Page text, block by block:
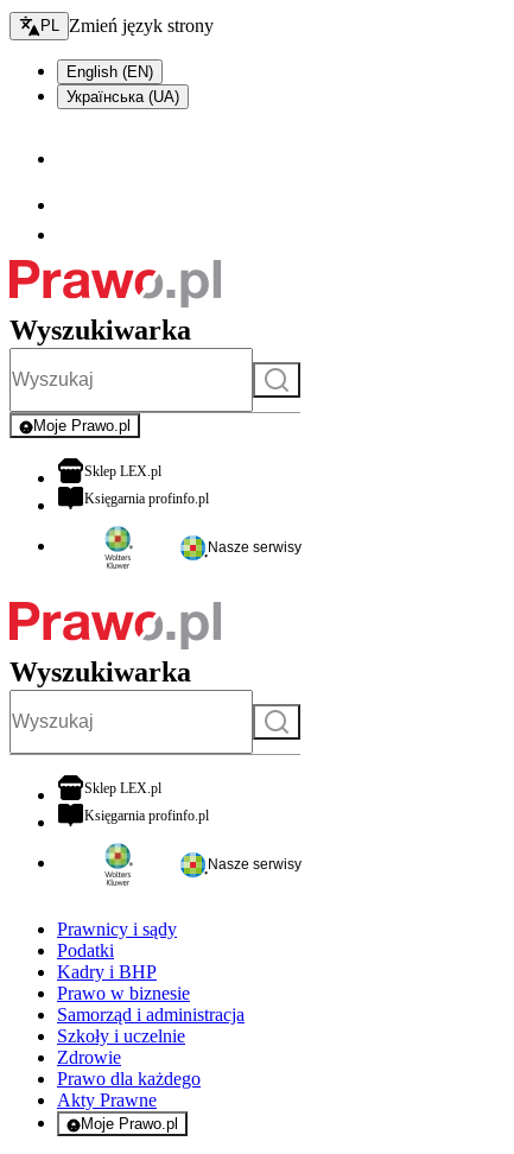
Zmień język - bieżący:
PL Zmień język strony
English (EN)
Українська (UA)
Wyszukiwarka
Szukaj
Moje Prawo.pl
- rejestracja i logowanie do serwisu
Sklep LEX.plotwiera się w nowej karcie
Księgarnia profinfo.plotwiera się w nowej karcie
Nasze serwisy
Wyszukiwarka
Szukaj
Sklep LEX.plotwiera się w nowej karcie
Księgarnia profinfo.plotwiera się w nowej karcie
Nasze serwisy
Prawnicy i sądy
Podatki
Kadry i BHP
Prawo w biznesie
Samorząd i administracja
Szkoły i uczelnie
Zdrowie
Prawo dla każdego
Akty Prawne
Moje Prawo.pl
- rejestracja i logowanie do serwisu